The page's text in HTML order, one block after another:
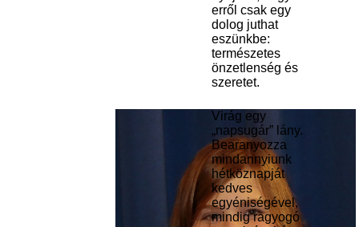
erről csak egy
dolog juthat
eszünkbe:
természetes
önzetlenség és
szeretet.
Virág egy
„napsugár” lány.
Bearanyozza
mindannyiunk
hétköznapját
kedves
egyéniségével,
mindig ragyogó